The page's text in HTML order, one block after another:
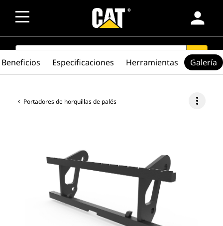
person
SEARCH search
Portadores de horquillas de palés more_vert
Beneficios Especificaciones Herramientas Galería